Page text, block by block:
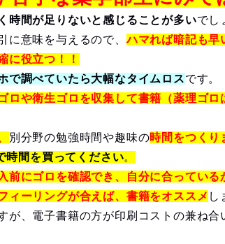
時間が足りないと感じることが多いでし
に意味を与えるので、ハマれば暗記も早
に役立つ！！
で調べていたら大幅なタイムロスです。
ロや衛生ゴロを収集して書籍（薬理ゴロ
別分野の勉強時間や趣味の時間をつくり
間を買ってください。
前にゴロを確認でき、自分に合っている
ィーリングが合えば、書籍をオススメ し
が、電子書籍の方が印刷コストの兼ね合